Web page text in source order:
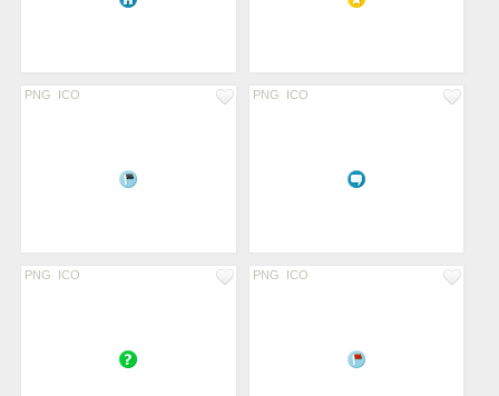
PNG ICO PNG ICO
PNG ICO PNG ICO